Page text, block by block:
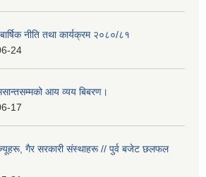
बार्षिक नीति तथा कार्यक्रम २०८०/८१
24
आय व्यय बिबरण।
17
गैर सरकारी संस्थाहरू // पुर्व बजेट छलफल